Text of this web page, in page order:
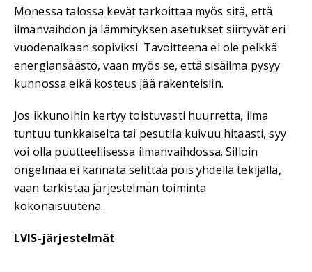
Monessa talossa kevät tarkoittaa myös sitä, että
ilmanvaihdon ja lämmityksen asetukset siirtyvät eri
vuodenaikaan sopiviksi. Tavoitteena ei ole pelkkä
energiansäästö, vaan myös se, että sisäilma pysyy
kunnossa eikä kosteus jää rakenteisiin.
Jos ikkunoihin kertyy toistuvasti huurretta, ilma
tuntuu tunkkaiselta tai pesutila kuivuu hitaasti, syy
voi olla puutteellisessa ilmanvaihdossa. Silloin
ongelmaa ei kannata selittää pois yhdellä tekijällä,
vaan tarkistaa järjestelmän toiminta
kokonaisuutena.
LVIS-järjestelmät